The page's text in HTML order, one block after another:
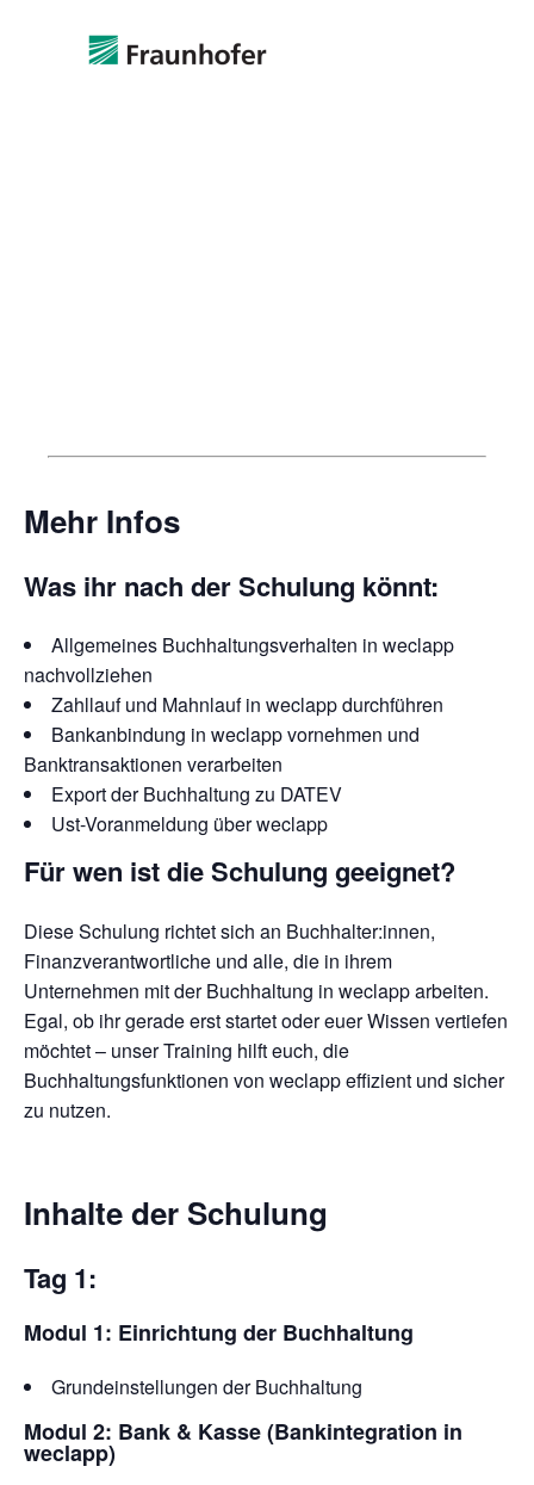
Mehr Infos
Was ihr nach der Schulung könnt:
Allgemeines Buchhaltungsverhalten in weclapp
nachvollziehen
Zahllauf und Mahnlauf in weclapp durchführen
Bankanbindung in weclapp vornehmen und
Banktransaktionen verarbeiten
Export der Buchhaltung zu DATEV
Ust-Voranmeldung über weclapp
Für wen ist die Schulung geeignet?
Diese Schulung richtet sich an Buchhalter:innen,
Finanzverantwortliche und alle, die in ihrem
Unternehmen mit der Buchhaltung in weclapp arbeiten.
Egal, ob ihr gerade erst startet oder euer Wissen vertiefen
möchtet – unser Training hilft euch, die
Buchhaltungsfunktionen von weclapp effizient und sicher
zu nutzen.
Inhalte der Schulung
Tag 1:
Modul 1: Einrichtung der Buchhaltung
Grundeinstellungen der Buchhaltung
Modul 2: Bank & Kasse (Bankintegration in
weclapp)